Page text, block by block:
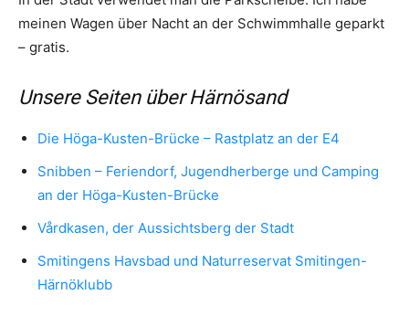
meinen Wagen über Nacht an der Schwimmhalle geparkt
– gratis.
Unsere Seiten über Härnösand
Die Höga-Kusten-Brücke – Rastplatz an der E4
Snibben – Feriendorf, Jugendherberge und Camping
an der Höga-Kusten-Brücke
Vårdkasen, der Aussichtsberg der Stadt
Smitingens Havsbad und Naturreservat Smitingen-
Härnöklubb